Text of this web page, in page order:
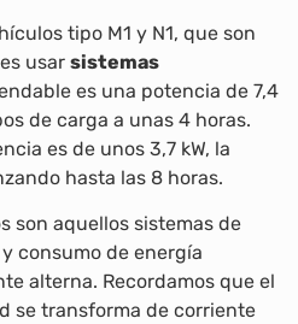
tipo M1 y N1, que son
usar sistemas
es una potencia de 7,4
de carga a unas 4 horas.
es de unos 3,7 kW, la
hasta las 8 horas.
son aquellos sistemas de
consumo de energía
alterna. Recordamos que el
se transforma de corriente